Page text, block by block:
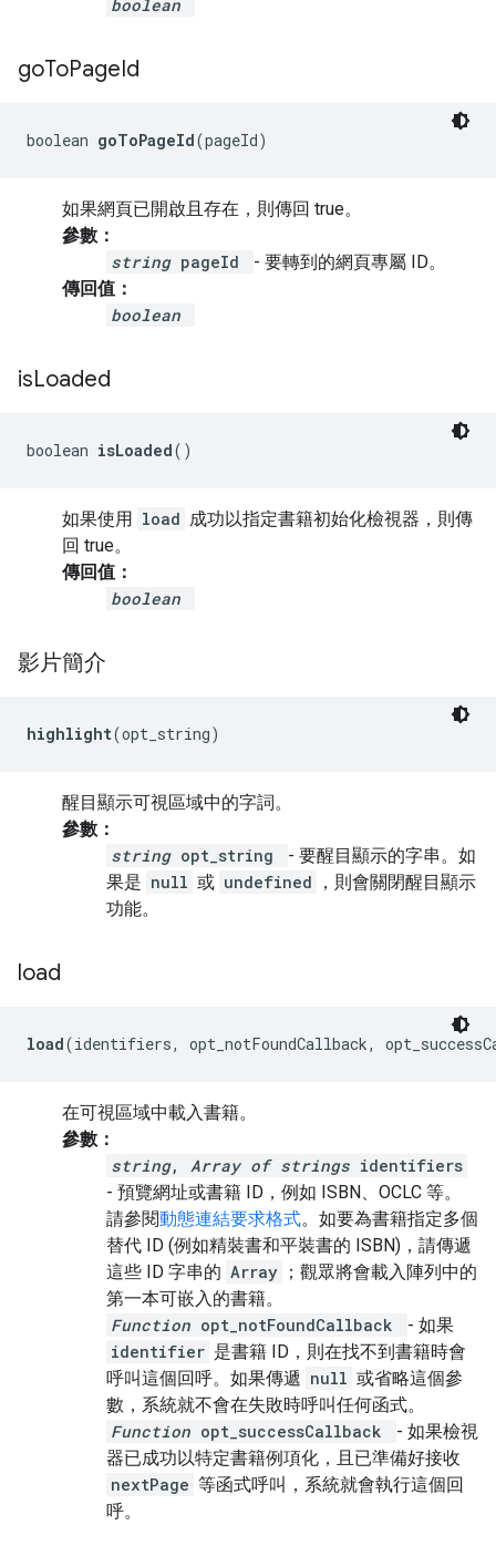
boolean
goToPageId
boolean goToPageId(pageId)
如果網頁已開啟且存在，則傳回 true。
參數：
stringpageId
- 要轉到的網頁專屬 ID。
傳回值：
boolean
isLoaded
boolean isLoaded()
如果使用 load 成功以指定書籍初始化檢視器，則傳
回 true。
傳回值：
boolean
影片簡介
highlight(opt_string)
醒目顯示可視區域中的字詞。
參數：
stringopt_string
- 要醒目顯示的字串。如
果是 null 或 undefined
，則會關閉醒目顯示
功能。
load
load(identifiers, opt_notFoundCallback,
在可視區域中載入書籍。
參數：
string, Array of strings identifiers
- 預覽網址或書籍 ID，例如 ISBN、OCLC 等。
請參閱動態連結要求格式。如要為書籍指定多個
替代 ID (例如精裝書和平裝書的 ISBN)，請傳遞
這些 ID 字串的 Array ；觀眾將會載入陣列中的
第一本可嵌入的書籍。
Function opt_notFoundCallback
- 如果
identifier 是書籍 ID，則在找不到書籍時會
呼叫這個回呼。如果傳遞 null 或省略這個參
數，系統就不會在失敗時呼叫任何函式。
Function opt_successCallback
- 如果檢視
器已成功以特定書籍例項化，且已準備好接收
nextPage 等函式呼叫，系統就會執行這個回
呼。